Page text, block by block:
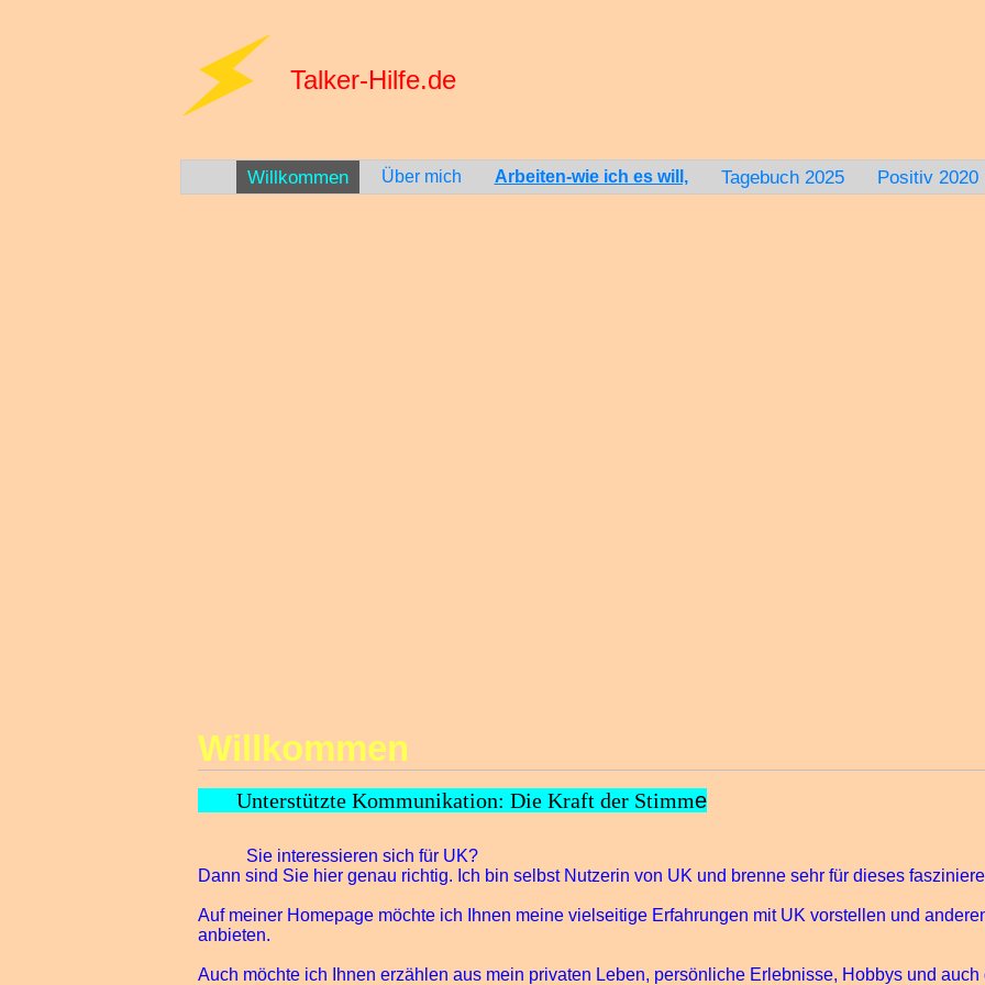
Talker-Hilfe.de
Willkommen Über mich Arbeiten-wie ich es will, Tagebuch 2025 Positiv 2020
Willkommen
Unterstützte Kommunikation: Die Kraft der Stimme
Sie interessieren sich für UK?
Dann sind Sie hier genau richtig. Ich bin selbst Nutzerin von UK und brenne sehr für dieses
Auf meiner Homepage möchte ich Ihnen meine vielseitige Erfahrungen mit UK vorstellen und
anbieten.
Auch möchte ich Ihnen erzählen aus mein privaten Leben, persönliche Erlebnisse, Hobbys und